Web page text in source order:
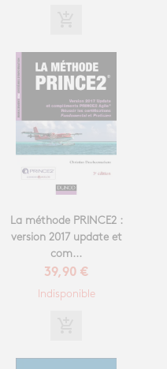
La méthode PRINCE2 :
version 2017 update et
com...
39,90 €
Indisponible